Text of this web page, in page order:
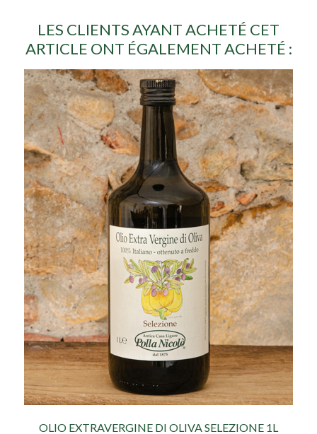
LES CLIENTS AYANT ACHETÉ CET
ARTICLE ONT ÉGALEMENT ACHETÉ :
OLIO EXTRAVERGINE DI OLIVA SELEZIONE 1L